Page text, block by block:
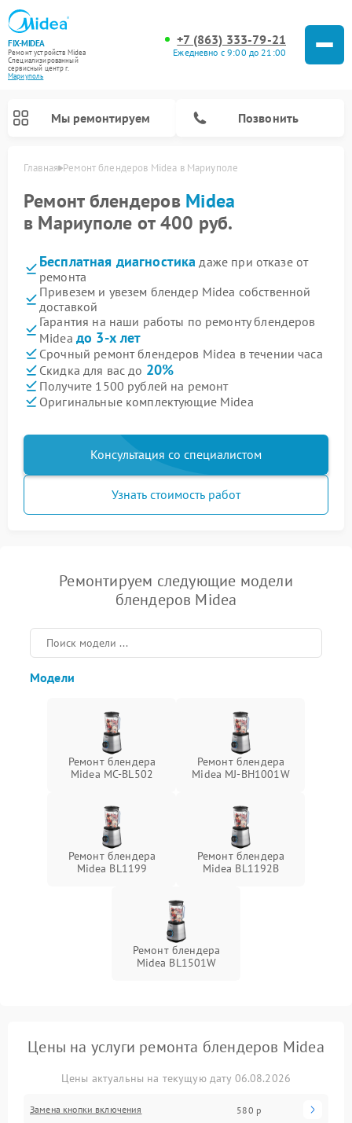
FIX-MIDEA
Ремонт устройств Midea
Специализированный
cервисный центр г.
Мариуполь
+7 (863) 333-79-21
Ежедневно с 9:00 до 21:00
Мы ремонтируем Позвонить
Главная Ремонт блендеров Midea в Мариуполе
Ремонт блендеров Midea
в Мариуполе от 400 руб.
Бесплатная диагностика даже при отказе от
ремонта
Привезем и увезем блендер Midea собственной
доставкой
Гарантия на наши работы по ремонту блендеров
Midea до 3-х лет
Срочный ремонт блендеров Midea в течении часа
Скидка для вас до 20%
Получите 1500 рублей на ремонт
Оригинальные комплектующие Midea
Консультация со специалистом
Узнать стоимость работ
Ремонтируем следующие модели
блендеров Midea
Модели
Ремонт блендера
Midea MC-BL502
Ремонт блендера
Midea MJ-BH1001W
Ремонт блендера
Midea BL1199
Ремонт блендера
Midea BL1192B
Ремонт блендера
Midea BL1501W
Цены на услуги ремонта блендеров Midea
Цены актуальны на текущую дату 06.08.2026
Замена кнопки включения 580 р